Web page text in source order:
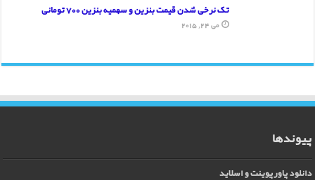
تک نرخی شدن قیمت بنزین و سهمیه بنزین 700 تومانی
می 24, 2015
پیوندها
دانلود پاورپوینت و اسلاید